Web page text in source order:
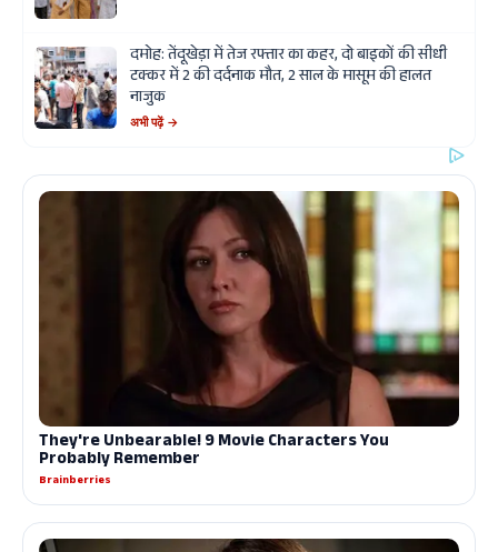
दमोह: तेंदूखेड़ा में तेज रफ्तार का कहर, दो बाइकों की सीधी
टक्कर में 2 की दर्दनाक मौत, 2 साल के मासूम की हालत
नाजुक
अभी पढ़ें →